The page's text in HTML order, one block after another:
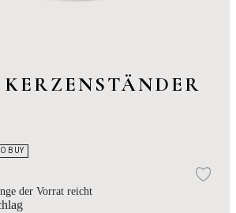
BUY
der Vorrat reicht